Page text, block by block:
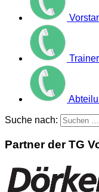
Trainer
Suche nach:
Partner der TG